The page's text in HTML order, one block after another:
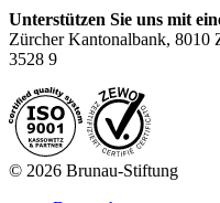
Unterstützen Sie uns mit
Zürcher Kantonalbank,
3528 9
© 2026 Brunau-Stiftung